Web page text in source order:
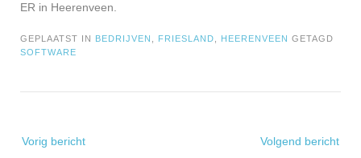
ER in Heerenveen.
GEPLAATST IN BEDRIJVEN , FRIESLAND, HEERENVEEN GETAGD
SOFTWARE
navigatie
Vorig bericht Volgend bericht